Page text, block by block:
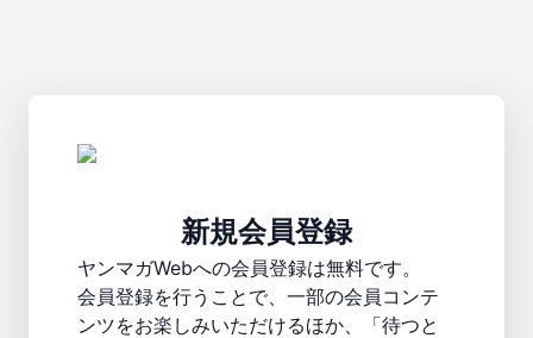
新規会員登録
ヤンマガWebへの会員登録は無料です。
会員登録を行うことで、一部の会員コンテ
ンツをお楽しみいただけるほか、「待つと